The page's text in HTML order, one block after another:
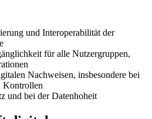
und Interoperabilität der
für alle Nutzergruppen,
Nachweisen, insbesondere bei
Kontrollen
und bei der Datenhoheit